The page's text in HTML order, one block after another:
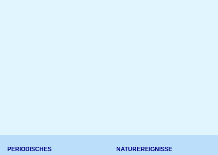
PERIODISCHES NATUREREIGNISSE